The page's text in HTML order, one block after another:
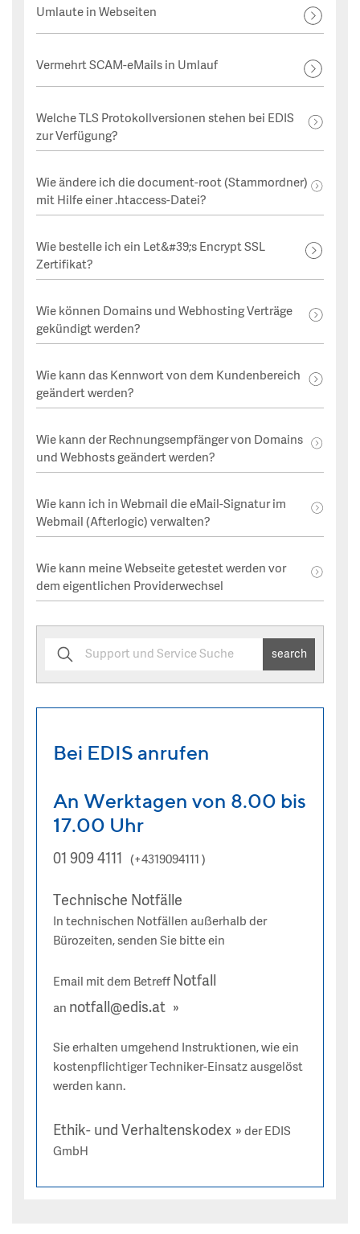
Umlaute in Webseiten
Vermehrt SCAM-eMails in Umlauf
Welche TLS Protokollversionen stehen bei EDIS
zur Verfügung?
Wie ändere ich die document-root (Stammordner)
mit Hilfe einer .htaccess-Datei?
Wie bestelle ich ein Let&#39;s Encrypt SSL
Zertifikat?
Wie können Domains und Webhosting Verträge
gekündigt werden?
Wie kann das Kennwort von dem Kundenbereich
geändert werden?
Wie kann der Rechnungsempfänger von Domains
und Webhosts geändert werden?
Wie kann ich in Webmail die eMail-Signatur im
Webmail (Afterlogic) verwalten?
Wie kann meine Webseite getestet werden vor
dem eigentlichen Providerwechsel
search
Bei EDIS anrufen
An Werktagen von 8.00 bis
17.00 Uhr
01 909 4111 (+4319094111 )
Technische Notfälle
In technischen Notfällen außerhalb der
Bürozeiten, senden Sie bitte ein
Email mit dem Betreff Notfall
an notfall@edis.at
Sie erhalten umgehend Instruktionen, wie ein
kostenpflichtiger Techniker-Einsatz ausgelöst
werden kann.
Ethik- und Verhaltenskodex
der EDIS
GmbH